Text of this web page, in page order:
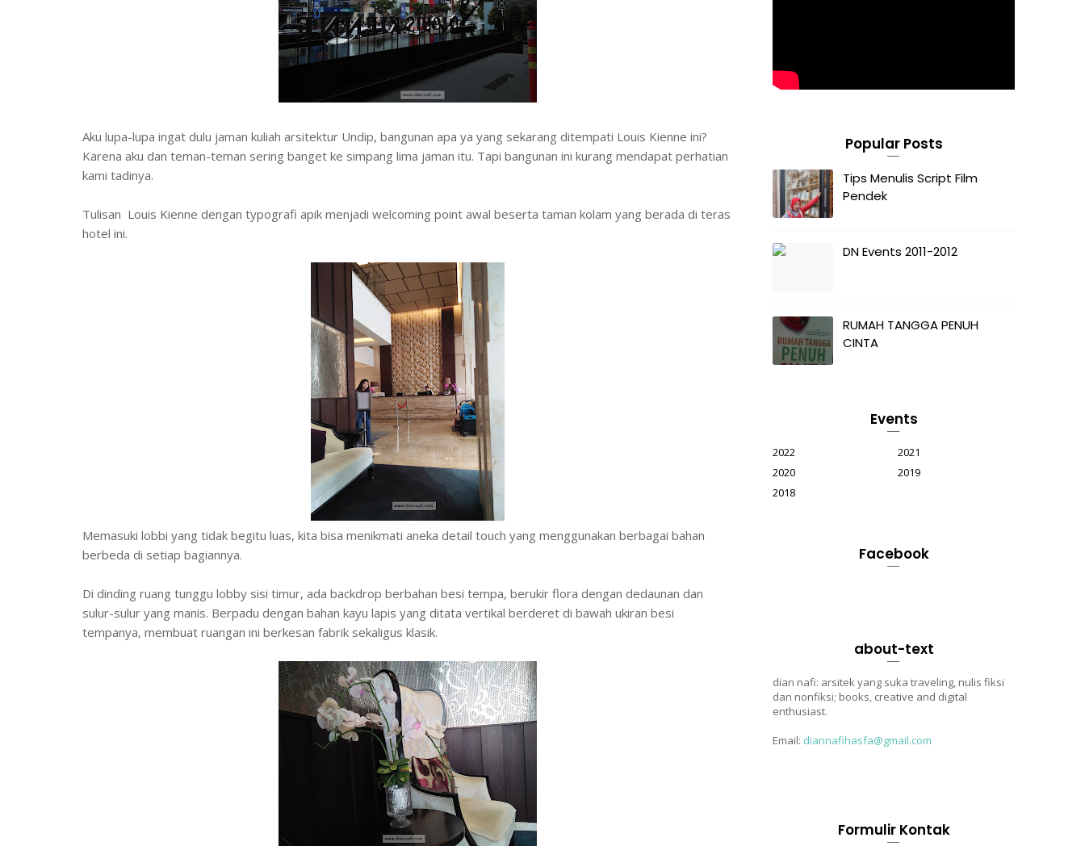
Aku lupa-lupa ingat dulu jaman kuliah arsitektur Undip, bangunan apa ya yang sekarang ditempati Louis Kienne ini?
Karena aku dan teman-teman sering banget ke simpang lima jaman itu. Tapi bangunan ini kurang mendapat perhatian
kami tadinya.
Tulisan Louis Kienne dengan typografi apik menjadi welcoming point awal beserta taman kolam yang berada di teras
hotel ini.
Memasuki lobbi yang tidak begitu luas, kita bisa menikmati aneka detail touch yang menggunakan berbagai bahan
berbeda di setiap bagiannya.
Di dinding ruang tunggu lobby sisi timur, ada backdrop berbahan besi tempa, berukir flora dengan dedaunan dan
sulur-sulur yang manis. Berpadu dengan bahan kayu lapis yang ditata vertikal berderet di bawah ukiran besi
tempanya, membuat ruangan ini berkesan fabrik sekaligus klasik.
Popular Posts
Tips Menulis Script Film
Pendek
DN Events 2011-2012
RUMAH TANGGA PENUH
CINTA
Events
2022
2021
2020
2019
2018
Facebook
about-text
dian nafi: arsitek yang suka traveling, nulis fiksi
dan nonfiksi; books, creative and digital
enthusiast.
Email: diannafihasfa@gmail.com
Formulir Kontak